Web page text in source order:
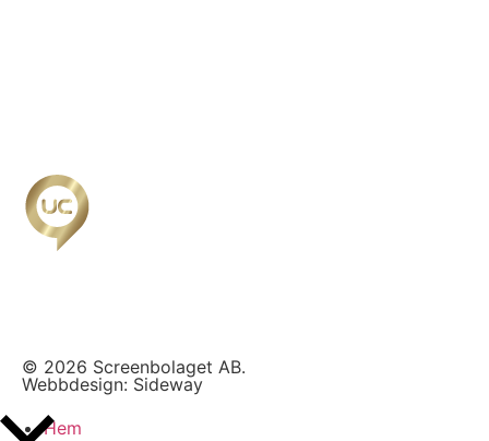
© 2026 Screenbolaget AB.
Webbdesign: Sideway
Hem